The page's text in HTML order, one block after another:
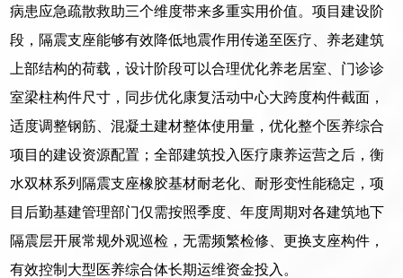
病患应急疏散救助三个维度带来多重实用价值。项目建设阶
段，隔震支座能够有效降低地震作用传递至医疗、养老建筑
上部结构的荷载，设计阶段可以合理优化养老居室、门诊诊
室梁柱构件尺寸，同步优化康复活动中心大跨度构件截面，
适度调整钢筋、混凝土建材整体使用量，优化整个医养综合
项目的建设资源配置；全部建筑投入医疗康养运营之后，衡
水双林系列隔震支座橡胶基材耐老化、耐形变性能稳定，项
目后勤基建管理部门仅需按照季度、年度周期对各建筑地下
隔震层开展常规外观巡检，无需频繁检修、更换支座构件，
有效控制大型医养综合体长期运维资金投入。